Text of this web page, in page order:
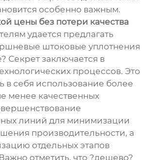
особенно важным.
цены без потери качества
удается предлагать
штоковые уплотнения
Секрет заключается в
процессов. Это
в себя использование более
менее качественных
линий для минимизации
производительности, а
отдельных этапов
отметить, что ?дешево?